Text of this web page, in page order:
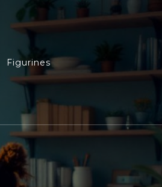
Figurines